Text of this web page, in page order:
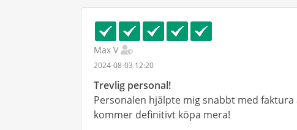
Max V
2024-08-03 12:20
Trevlig personal!
Personalen hjälpte mig snabbt med
kommer definitivt köpa mera!